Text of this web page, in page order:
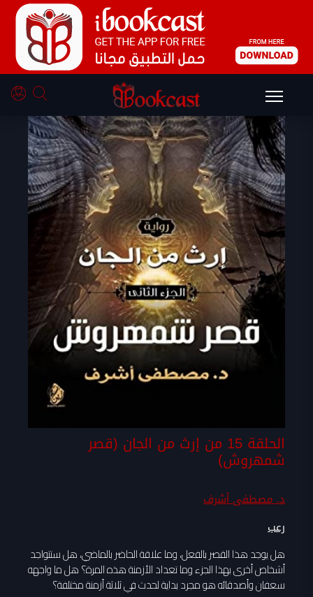
الحلقة 15 من إرث من الجان (قصر
شمهروش)
د. مصطفى أشرف
رعب
هل يوجد هذا القصر بالفعل، وما علاقة الحاضر بالماضي، هل ستتواجد
أشخاص أخرى بهذا الجزء وما تعداد الأزمنة هذه المرة؟ هل ما واجهه
سعفان وأصدقائه هو مجرد بداية لحدث في ثلاثة أزمنة مختلفة؟